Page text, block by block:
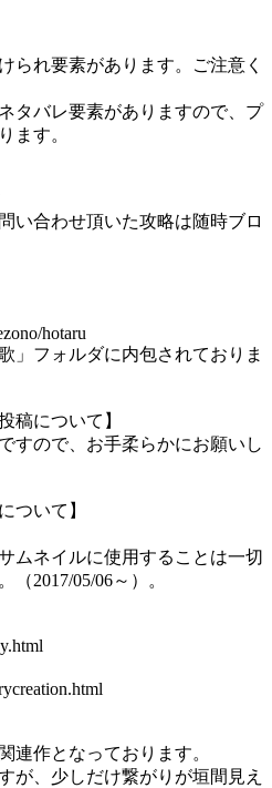
られ要素があります。ご注意く
タバレ要素がありますので、プ
ます。
い合わせ頂いた攻略は随時ブロ
hotaru
」フォルダに内包されておりま
稿について】
すので、お手柔らかにお願いし
ついて】
ムネイルに使用することは一切
2017/05/06～）。
連作となっております。
が、少しだけ繋がりが垣間見え